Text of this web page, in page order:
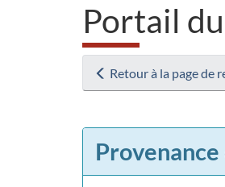
Portail
Retour à la page de